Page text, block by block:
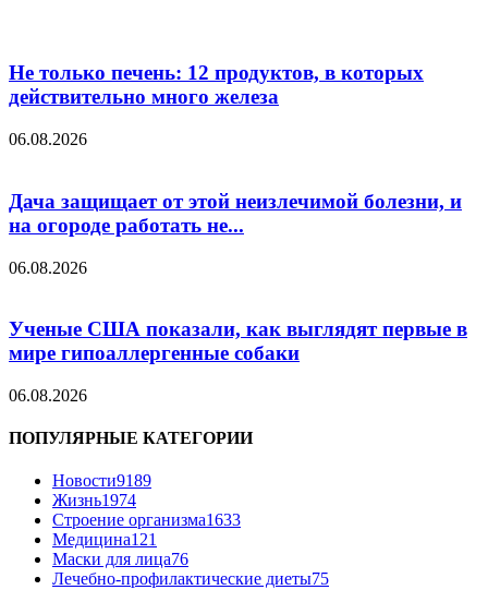
Не только печень: 12 продуктов, в которых
действительно много железа
06.08.2026
Дача защищает от этой неизлечимой болезни, и
на огороде работать не...
06.08.2026
Ученые США показали, как выглядят первые в
мире гипоаллергенные собаки
06.08.2026
ПОПУЛЯРНЫЕ КАТЕГОРИИ
Новости9189
Жизнь1974
Строение организма1633
Медицина121
Маски для лица76
Лечебно-профилактические диеты75